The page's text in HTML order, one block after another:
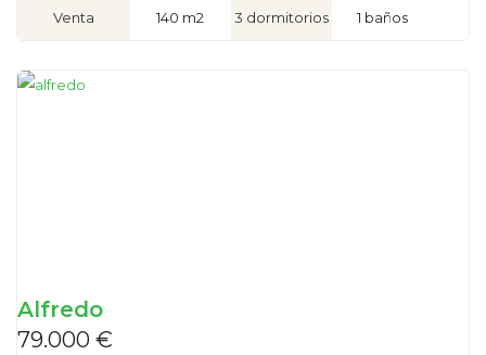
Venta 140 m2 3 dormitorios 1 baños
Alfredo
79.000 €